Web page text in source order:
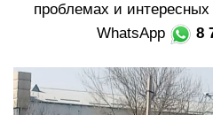
проблемах и
WhatsApp
8